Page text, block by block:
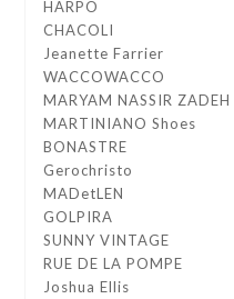
HARPO
CHACOLI
Jeanette Farrier
WACCOWACCO
MARYAM NASSIR ZADEH
MARTINIANO Shoes
BONASTRE
Gerochristo
MADetLEN
GOLPIRA
SUNNY VINTAGE
RUE DE LA POMPE
Joshua Ellis